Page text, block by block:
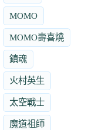
MOMO
MOMO壽喜燒
鎮魂
火村英生
太空戰士
魔道祖師